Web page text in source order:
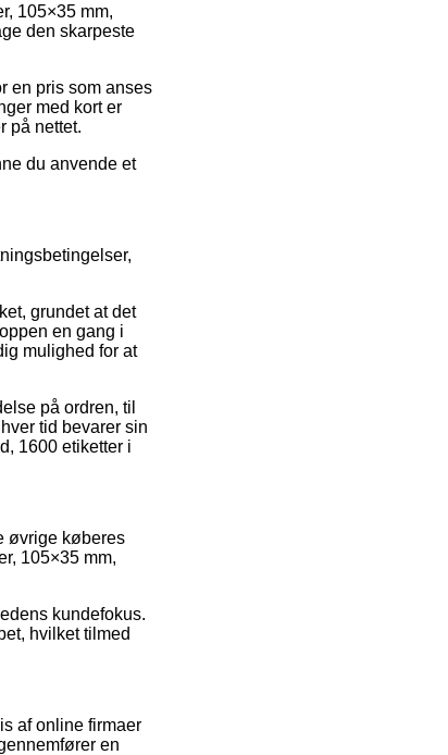
105×35 mm,
den skarpeste
en pris som anses
med kort er
på nettet.
du anvende et
grundet at det
en gang i
mulighed for at
på ordren, til
tid bevarer sin
1600 etiketter i
øvrige køberes
105×35 mm,
kundefokus.
hvilket tilmed
af online firmaer
en